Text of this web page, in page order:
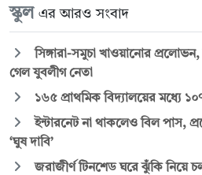
স্কুল এর আরও সংবাদ
সিঙ্গারা-সমুচা খাওয়ানোর প্রলোভন,
গেল যুবলীগ নেতা
১৬৫ প্রাথমিক বিদ্যালয়ের মধ্যে
ইন্টারনেট না থাকলেও বিল পাস,
‘ঘুষ দাবি’
জরাজীর্ণ টিনশেড ঘরে ঝুঁকি নিয়ে